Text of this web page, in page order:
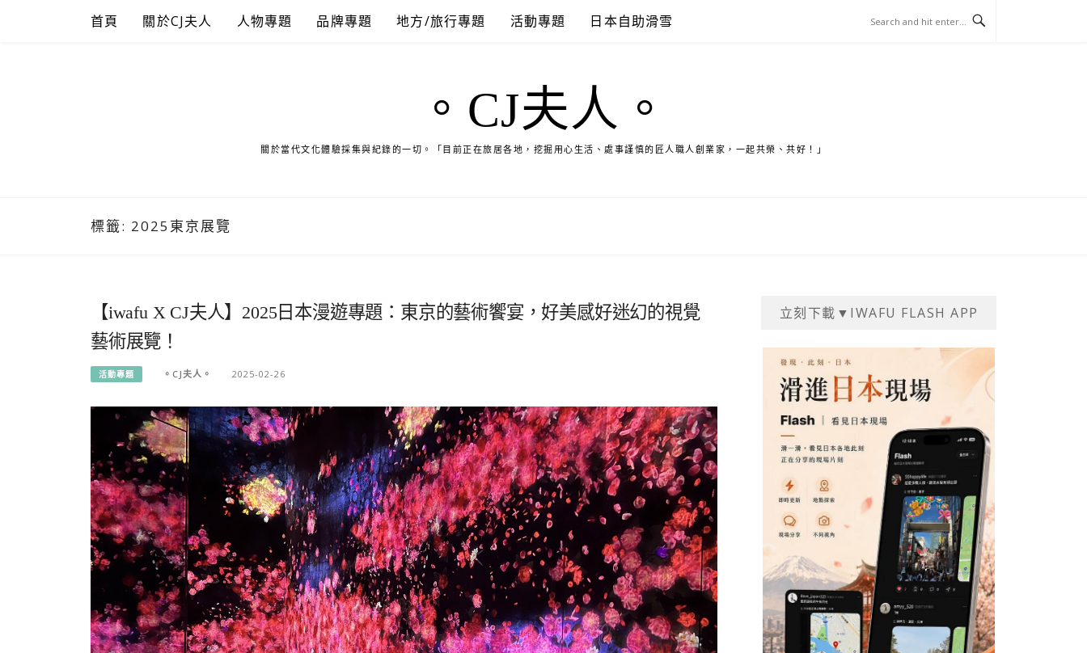
首頁 關於CJ夫人 人物專題 品牌專題 地方/旅行專題 活動專題 日本自助滑雪
。CJ夫人。
關於當代文化體驗採集與紀錄的一切。「目前正在旅居各地，挖掘用心生活、處事謹慎的匠人職人創業家，一起共榮、共好！」
標籤: 2025東京展覽
【iwafu X CJ夫人】2025日本漫遊專題：東京的藝術饗宴，好美感好迷幻的視覺
藝術展覽！
活動專題 。CJ夫人。 2025-02-26
立刻下載▼IWAFU FLASH APP